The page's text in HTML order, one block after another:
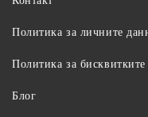
Политика за личните
Политика за бисквитките
Блог